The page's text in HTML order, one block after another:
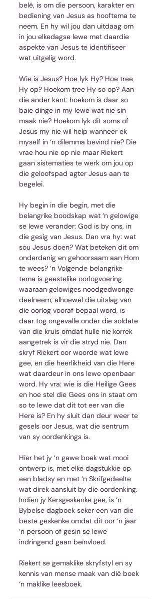
belê, is om die persoon, karakter en
bediening van Jesus as hooftema te
neem. En hy wil jou dan uitdaag om
in jou elkedagse lewe met daardie
aspekte van Jesus te identifiseer
wat uitgelig word.
Wie is Jesus? Hoe lyk Hy? Hoe tree
Hy op? Hoekom tree Hy so op? Aan
die ander kant: hoekom is daar so
baie dinge in my lewe wat nie sin
maak nie? Hoekom lyk dit soms of
Jesus my nie wil help wanneer ek
myself in ‘n dilemma bevind nie? Die
vrae hou nie op nie maar Riekert
gaan sistematies te werk om jou op
die geloofspad agter Jesus aan te
begelei.
Hy begin in die begin, met die
belangrike boodskap wat ‘n gelowige
se lewe verander: God is by ons, in
die gesig van Jesus. Dan vra hy: wat
sou Jesus doen? Wat beteken dit om
onderdanig en gehoorsaam aan Hom
te wees? ‘n Volgende belangrike
tema is geestelike oorlogvoering
waaraan gelowiges noodgedwonge
deelneem; alhoewel die uitslag van
die oorlog vooraf bepaal word, is
daar tog ongevalle onder die soldate
van die kruis omdat hulle nie korrek
aangetrek is vir die stryd nie. Dan
skryf Riekert oor woorde wat lewe
gee, en die heerlikheid van die Here
wat daardeur in ons lewe openbaar
word. Hy vra: wie is die Heilige Gees
en hoe stel die Gees ons in staat om
so te lewe dat dit tot eer van die
Here is? En hy sluit dan deur weer te
gesels oor Jesus, wat die sentrum
van sy oordenkings is.
Hier het jy ‘n gawe boek wat mooi
ontwerp is, met elke dagstukkie op
een bladsy en met ‘n Skrifgedeelte
wat direk aansluit by die oordenking.
Indien jy Kersgeskenke gee, is ‘n
Bybelse dagboek seker een van die
beste geskenke omdat dit oor ‘n jaar
‘n persoon of gesin se lewe
indringend gaan beïnvloed.
Riekert se gemaklike skryfstyl en sy
kennis van mense maak van dié boek
‘n maklike leesboek.